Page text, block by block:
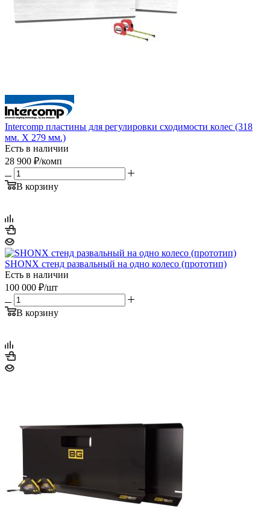
Intercomp пластины для регулировки сходимости колес (318
мм. Х 279 мм.)
Есть в наличии
28 900 ₽/комп
В корзину
SHONX cтенд развальный на одно колесо (прототип)
Есть в наличии
100 000 ₽/шт
В корзину